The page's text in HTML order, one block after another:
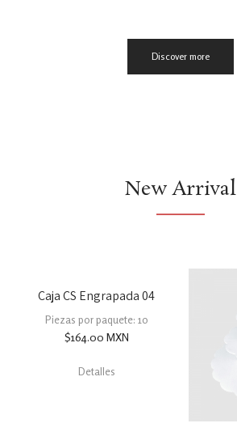
Discover more
New Arrival
Caja CS Engrapada 04
Piezas por paquete: 10
$164.00 MXN
Detalles